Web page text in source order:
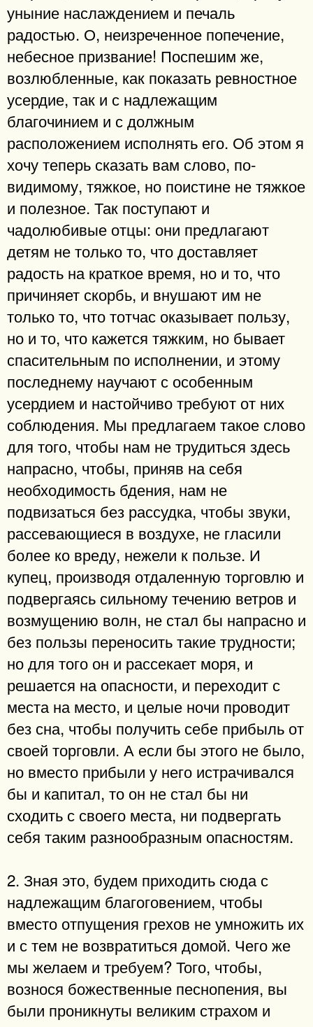
уныние наслаждением и печаль
радостью. О, неизреченное попечение,
небесное призвание! Поспешим же,
возлюбленные, как показать ревностное
усердие, так и с надлежащим
благочинием и с должным
расположением исполнять его. Об этом я
хочу теперь сказать вам слово, по-
видимому, тяжкое, но поистине не тяжкое
и полезное. Так поступают и
чадолюбивые отцы: они предлагают
детям не только то, что доставляет
радость на краткое время, но и то, что
причиняет скорбь, и внушают им не
только то, что тотчас оказывает пользу,
но и то, что кажется тяжким, но бывает
спасительным по исполнении, и этому
последнему научают с особенным
усердием и настойчиво требуют от них
соблюдения. Мы предлагаем такое слово
для того, чтобы нам не трудиться здесь
напрасно, чтобы, приняв на себя
необходимость бдения, нам не
подвизаться без рассудка, чтобы звуки,
рассевающиеся в воздухе, не гласили
более ко вреду, нежели к пользе. И
купец, производя отдаленную торговлю и
подвергаясь сильному течению ветров и
возмущению волн, не стал бы напрасно и
без пользы переносить такие трудности;
но для того он и рассекает моря, и
решается на опасности, и переходит с
места на место, и целые ночи проводит
без сна, чтобы получить себе прибыль от
своей торговли. А если бы этого не было,
но вместо прибыли у него истрачивался
бы и капитал, то он не стал бы ни
сходить с своего места, ни подвергать
себя таким разнообразным опасностям.
2. Зная это, будем приходить сюда с
надлежащим благоговением, чтобы
вместо отпущения грехов не умножить их
и с тем не возвратиться домой. Чего же
мы желаем и требуем? Того, чтобы,
вознося божественные песнопения, вы
были проникнуты великим страхом и